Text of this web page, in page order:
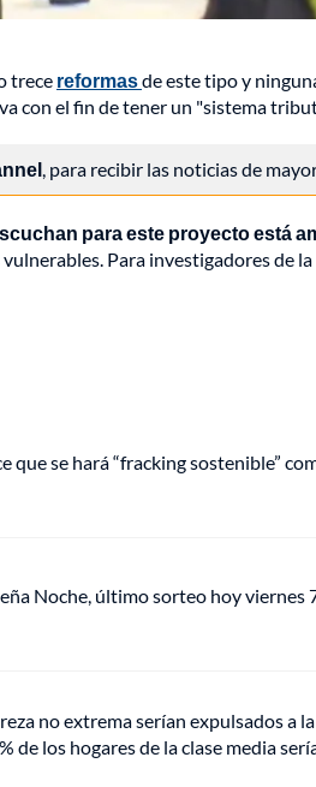
trece reformasde este tipo y
con el fin de tener un "sistema
, para recibir las noticias de
para este proyecto está
Para investigadores de
que se hará “fracking sostenible”
Noche, último sorteo hoy viernes
no extrema serían expulsados a
de los hogares de la clase media